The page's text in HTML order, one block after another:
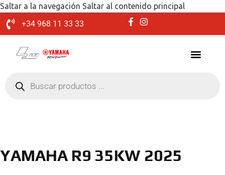
Saltar a la navegación Saltar al contenido principal
+34 968 11 33 33
YAMAHA R9 35KW 2025